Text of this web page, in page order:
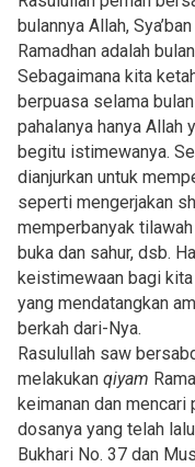
bulannya Allah,
Ramadhan adalah
Sebagaimana kita
berpuasa selama
pahalanya hanya Allah
begitu istimewanya.
dianjurkan untuk
seperti mengerjakan
memperbanyak
buka dan sahur, dsb.
keistimewaan bagi
yang mendatangkan
berkah dari-Nya.
Rasulullah saw
melakukan qiyam
keimanan dan mencari
dosanya yang telah
Bukhari No. 37 dan